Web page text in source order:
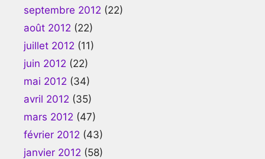
septembre 2012 (22)
août 2012 (22)
juillet 2012 (11)
juin 2012 (22)
mai 2012 (34)
avril 2012 (35)
mars 2012 (47)
février 2012 (43)
janvier 2012 (58)